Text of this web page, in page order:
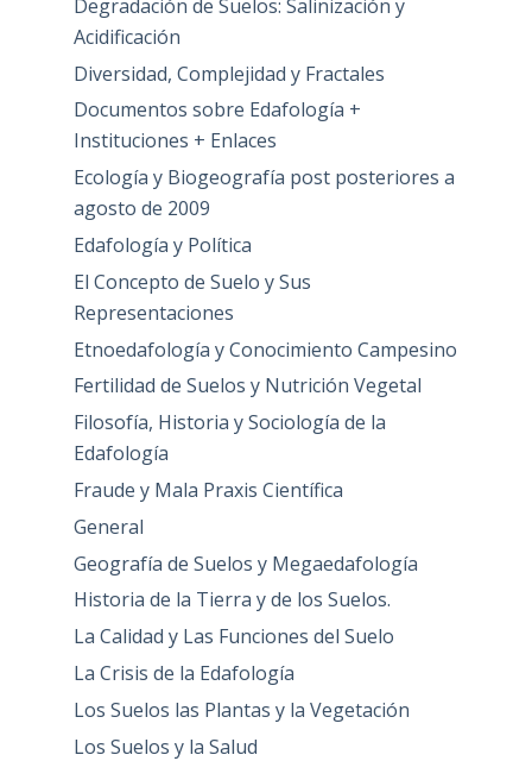
Degradación de Suelos: Salinización y
Acidificación
Diversidad, Complejidad y Fractales
Documentos sobre Edafología +
Instituciones + Enlaces
Ecología y Biogeografía post posteriores a
agosto de 2009
Edafología y Política
El Concepto de Suelo y Sus
Representaciones
Etnoedafología y Conocimiento Campesino
Fertilidad de Suelos y Nutrición Vegetal
Filosofía, Historia y Sociología de la
Edafología
Fraude y Mala Praxis Científica
General
Geografía de Suelos y Megaedafología
Historia de la Tierra y de los Suelos.
La Calidad y Las Funciones del Suelo
La Crisis de la Edafología
Los Suelos las Plantas y la Vegetación
Los Suelos y la Salud